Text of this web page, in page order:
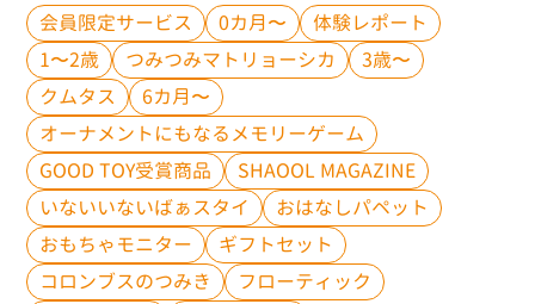
会員限定サービス 0カ月〜
体験レポート
1〜2歳
つみつみマトリョーシカ
3歳〜
クムタス
6カ月〜
オーナメントにもなるメモリーゲーム
GOOD TOY受賞商品
SHAOOL MAGAZINE
いないいないばぁスタイ
おはなしパペット
おもちゃモニター
ギフトセット
コロンブスのつみき
フローティック